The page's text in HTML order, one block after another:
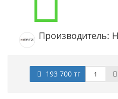
Производитель:
193 700 тг